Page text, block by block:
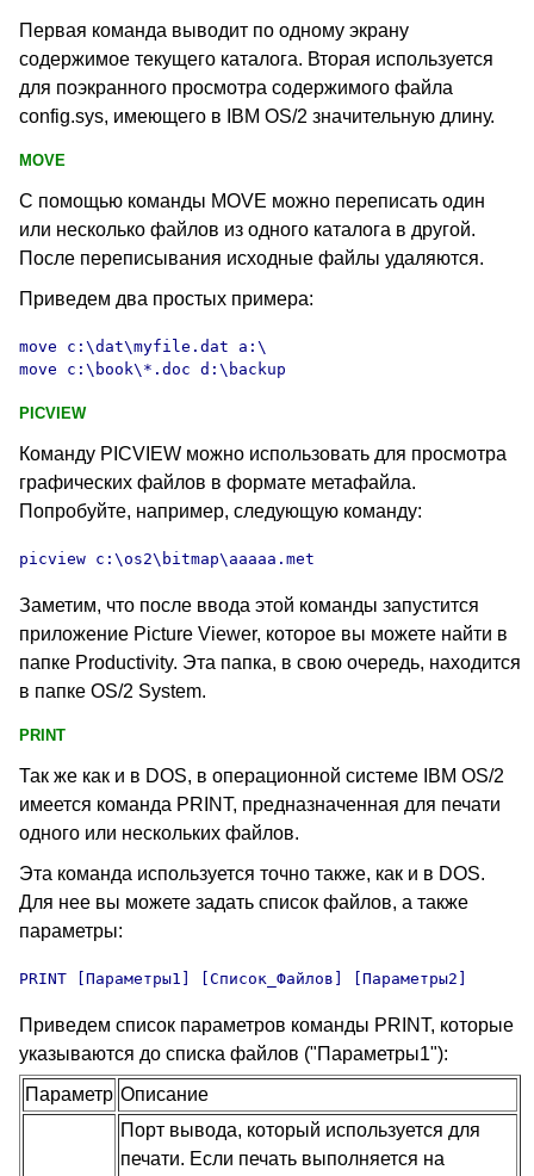
Первая команда выводит по одному экрану
содержимое текущего каталога. Вторая используется
для поэкранного просмотра содержимого файла
config.sys, имеющего в IBM OS/2 значительную длину.
MOVE
С помощью команды MOVE можно переписать один
или несколько файлов из одного каталога в другой.
После переписывания исходные файлы удаляются.
Приведем два простых примера:
move c:\dat\myfile.dat a:\
move c:\book\*.doc d:\backup
PICVIEW
Команду PICVIEW можно использовать для просмотра
графических файлов в формате метафайла.
Попробуйте, например, следующую команду:
picview c:\os2\bitmap\aaaaa.met
Заметим, что после ввода этой команды запустится
приложение Picture Viewer, которое вы можете найти в
папке Productivity. Эта папка, в свою очередь, находится
в папке OS/2 System.
PRINT
Так же как и в DOS, в операционной системе IBM OS/2
имеется команда PRINT, предназначенная для печати
одного или нескольких файлов.
Эта команда используется точно также, как и в DOS.
Для нее вы можете задать список файлов, а также
параметры:
PRINT [Параметры1] [Список_Файлов] [Параметры2]
Приведем список параметров команды PRINT, которые
указываются до списка файлов ("Параметры1"):
Параметр Описание
Порт вывода, который используется для
печати. Если печать выполняется на